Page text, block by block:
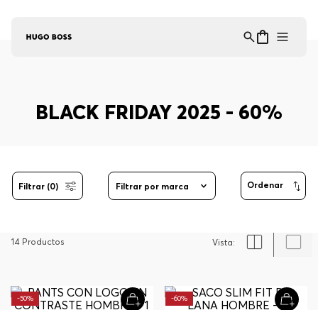
BLACK FRIDAY 2025 - 60%
Filtrar (0) Filtrar por marca
14 Productos
-50% -60%
Asistente Virtual
en línea ⋮